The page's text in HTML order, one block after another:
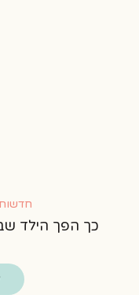
חדשות
כך הפך הילד